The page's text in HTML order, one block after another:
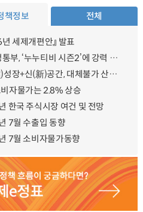
책정보 전체
년 세제개편안』 발표
과기정통부, ‘누누티비 시즌2’에 강력 대응 의지 밝혀
“초(超)성장+신(新)공간, 대체불가 산업강국”
자물가는 2.8% 상승
한국 주식시장 여건 및 전망
7월 수출입 동향
7월 소비자물가동향